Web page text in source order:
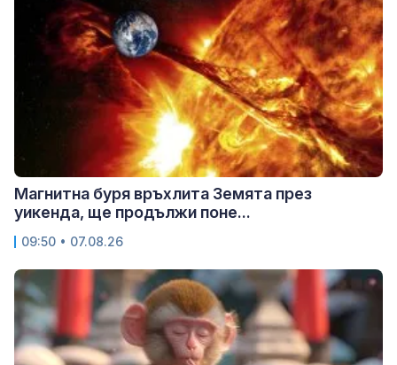
Магнитна буря връхлита Земята през
уикенда, ще продължи поне...
09:50 • 07.08.26